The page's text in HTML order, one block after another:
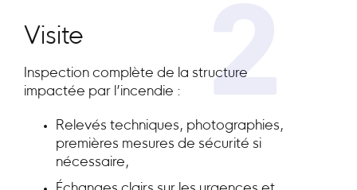
2
Visite
Inspection complète de la structure
impactée par l’incendie :
Relevés techniques, photographies,
premières mesures de sécurité si
nécessaire,